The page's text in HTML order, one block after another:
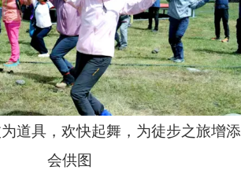
道具，欢快起舞，为徒步之旅增
会供图